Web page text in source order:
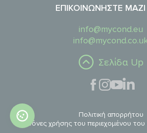
ΕΠΙΚΟΙΝΩΝΉΣΤΕ
info@mycond.eu
Σελίδα Up
Πολιτική απορρήτου
Κανόνες χρήσης του περιεχομένου